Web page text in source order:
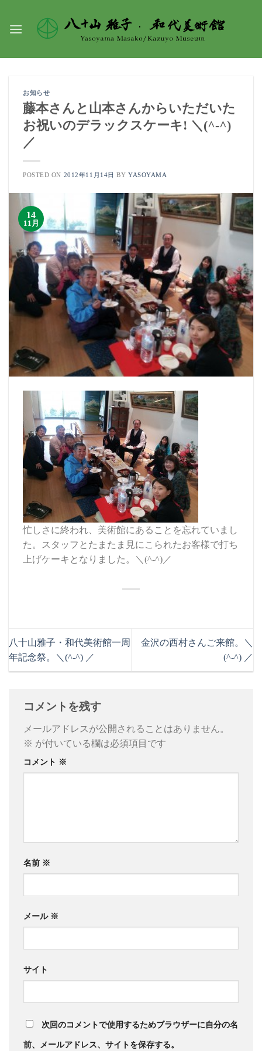
content
お知らせ
藤本さんと山本さんからいただいた
お祝いのデラックスケーキ! ＼(^-^)
／
POSTED ON 2012年11月14日 BYYASOYAMA
14
11月
忙しさに終われ、美術館にあることを忘れていまし
た。スタッフとたまたま見にこられたお客様で打ち
上げケーキとなりました。＼(^-^)／
八十山雅子・和代美術館一周
年記念祭。＼(^-^) ／
金沢の西村さんご来館。＼
(^-^) ／
コメントを残す
メールアドレスが公開されることはありません。
※ が付いている欄は必須項目です
コメント ※
名前 ※
メール ※
サイト
次回のコメントで使用するためブラウザーに自分の名
前、メールアドレス、サイトを保存する。